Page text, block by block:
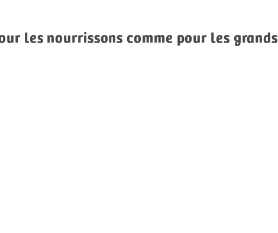
les nourrissons comme pour les grands